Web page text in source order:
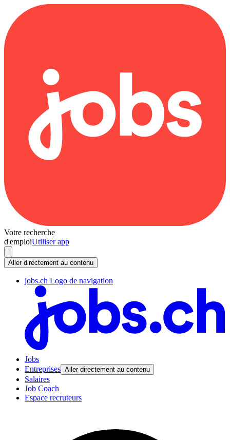
Votre recherche
d'emploiUtiliser app
Aller directement au contenu
jobs.ch Logo de navigation
Jobs
Entreprises Aller directement au contenu
Salaires
Job Coach
Espace recruteurs